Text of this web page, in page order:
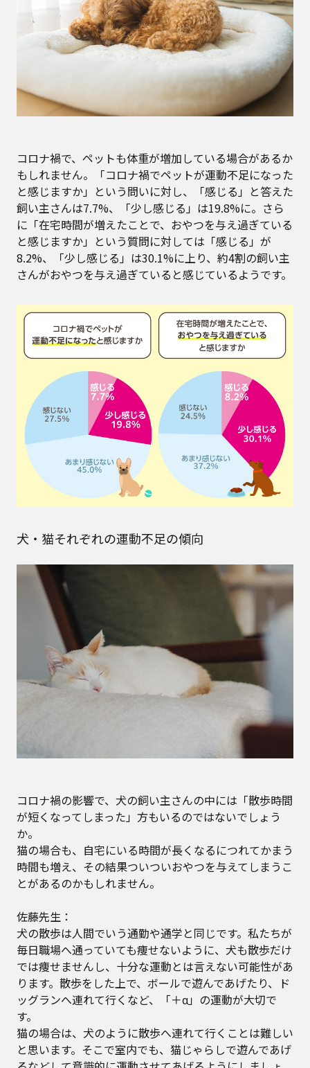
コロナ禍で、ペットも体重が増加している場合があるか
もしれません。「コロナ禍でペットが運動不足になった
と感じますか」という問いに対し、「感じる」と答えた
飼い主さんは7.7%、「少し感じる」は19.8%に。さら
に「在宅時間が増えたことで、おやつを与え過ぎている
と感じますか」という質問に対しては「感じる」が
8.2%、「少し感じる」は30.1%に上り、約4割の飼い主
さんがおやつを与え過ぎていると感じているようです。
犬・猫それぞれの運動不足の傾向
コロナ禍の影響で、犬の飼い主さんの中には「散歩時間
が短くなってしまった」方もいるのではないでしょう
か。
猫の場合も、自宅にいる時間が長くなるにつれてかまう
時間も増え、その結果ついついおやつを与えてしまうこ
とがあるのかもしれません。
佐藤先生：
犬の散歩は人間でいう通勤や通学と同じです。私たちが
毎日職場へ通っていても痩せないように、犬も散歩だけ
では痩せませんし、十分な運動とは言えない可能性があ
ります。散歩をした上で、ボールで遊んであげたり、ド
ッグランへ連れて行くなど、「＋α」の運動が大切で
す。
猫の場合は、犬のように散歩へ連れて行くことは難しい
と思います。そこで室内でも、猫じゃらしで遊んであげ